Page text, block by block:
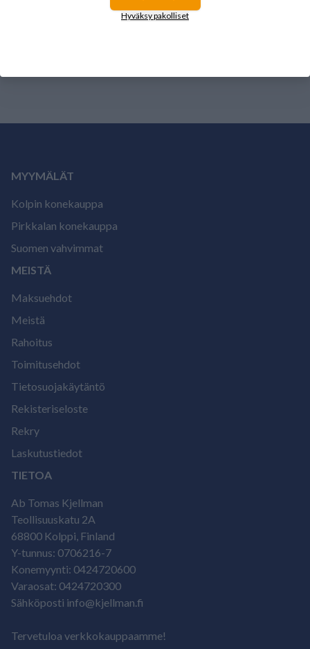
MYYMÄLÄT
Kolpin konekauppa
Pirkkalan konekauppa
Suomen vahvimmat
MEISTÄ
Maksuehdot
Meistä
Rahoitus
Toimitusehdot
Tietosuojakäytäntö
Rekisteriseloste
Rekry
Laskutustiedot
TIETOA
Ab Tomas Kjellman
Teollisuuskatu 2A
68800 Kolppi, Finland
Y-tunnus: 0706216-7
Konemyynti: 0424720600
Varaosat: 0424720300
Sähköposti info@kjellman.fi
Tervetuloa verkkokauppaamme!
Hyväksy pakolliset